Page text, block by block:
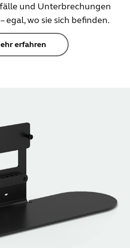
und Unterbrechungen
egal, wo sie sich befinden.
erfahren